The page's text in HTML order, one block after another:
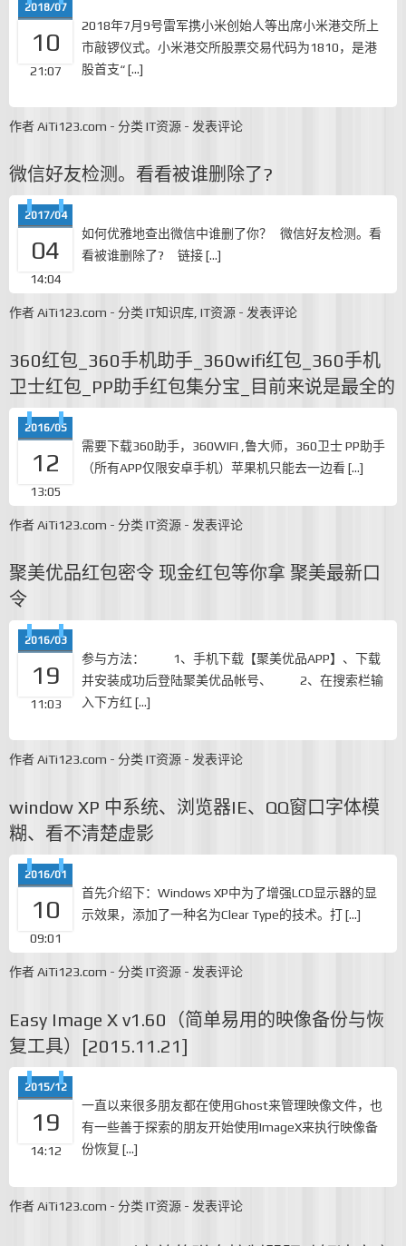
2018/07
10
21:07
2018年7月9号雷军携小米创始人等出席小米港交所上
市敲锣仪式。小米港交所股票交易代码为1810，是港
股首支“ […]
作者AiTi123.com - 分类 IT资源 - 发表评论
微信好友检测。看看被谁删除了?
2017/04
04
14:04
如何优雅地查出微信中谁删了你？ 微信好友检测。看
看被谁删除了? 链接 […]
作者AiTi123.com - 分类 IT知识库 IT资源 - 发表评论
360红包_360手机助手_360wifi红包_360手机
卫士红包_PP助手红包集分宝_目前来说是最全的
2016/05
12
13:05
需要下载360助手，360WIFI ,鲁大师，360卫士 PP助手
（所有APP仅限安卓手机）苹果机只能去一边看 […]
作者AiTi123.com - 分类 IT资源 - 发表评论
聚美优品红包密令 现金红包等你拿 聚美最新口
令
2016/03
19
11:03
参与方法： 1、手机下载【聚美优品APP】、下载
并安装成功后登陆聚美优品帐号、 2、在搜索栏输
入下方红 […]
作者AiTi123.com - 分类 IT资源 - 发表评论
window XP 中系统、浏览器IE、QQ窗口字体模
糊、看不清楚虚影
2016/01
10
09:01
首先介绍下：Windows XP中为了增强LCD显示器的显
示效果，添加了一种名为Clear Type的技术。打 […]
作者AiTi123.com - 分类 IT资源 - 发表评论
Easy Image X v1.60（简单易用的映像备份与恢
复工具）[2015.11.21]
2015/12
19
14:12
一直以来很多朋友都在使用Ghost来管理映像文件，也
有一些善于探索的朋友开始使用ImageX来执行映像备
份恢复 […]
作者AiTi123.com - 分类 IT资源 - 发表评论